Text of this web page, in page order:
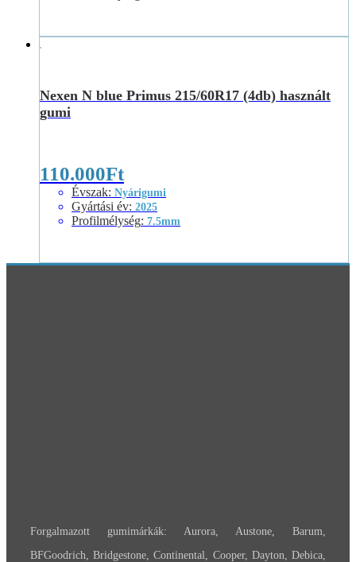
Nexen N blue Primus 215/60R17 (4db) használt
gumi
110.000Ft
Évszak: Nyárigumi
Gyártási év: 2025
Profilmélység: 7.5mm
Forgalmazott gumimárkák: Aurora, Austone, Barum,
BFGoodrich, Bridgestone, Continental, Cooper, Dayton, Debica,